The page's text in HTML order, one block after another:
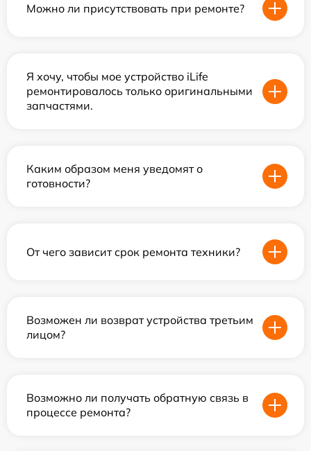
Можно ли присутствовать при ремонте?
Я хочу, чтобы мое устройство iLife
ремонтировалось только оригинальными
запчастями.
Каким образом меня уведомят о
готовности?
От чего зависит срок ремонта техники?
Возможен ли возврат устройства третьим
лицом?
Возможно ли получать обратную связь в
процессе ремонта?